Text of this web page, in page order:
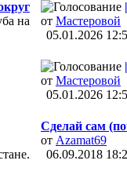
на
от Мастеровой
05.01.2026
от Мастеровой
05.01.2026
Сделай сам
от Azamat69
06.09.2018